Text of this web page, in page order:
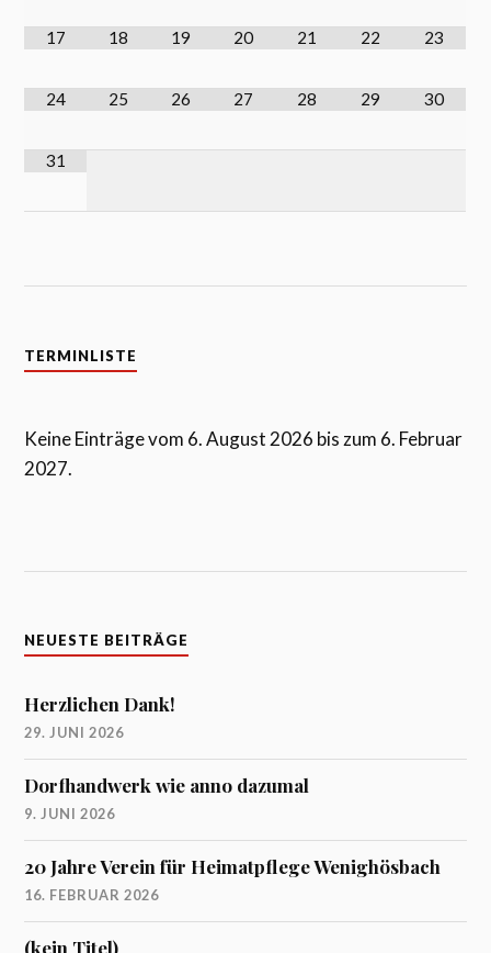
17 18 19 20 21 22 23
24 25 26 27 28 29 30
31
TERMINLISTE
Keine Einträge vom 6. August 2026 bis zum 6. Februar
2027.
NEUESTE BEITRÄGE
Herzlichen Dank!
29. JUNI 2026
Dorfhandwerk wie anno dazumal
9. JUNI 2026
20 Jahre Verein für Heimatpflege Wenighösbach
16. FEBRUAR 2026
(kein Titel)